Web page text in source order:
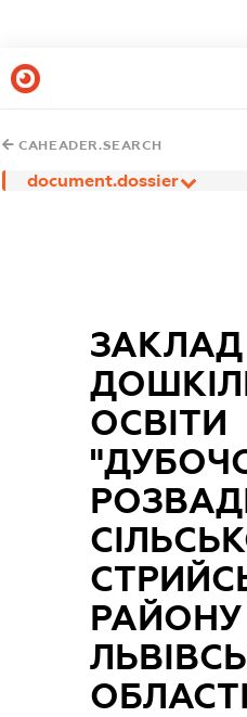
CAHEADER.SEARCH
document.dossier
ЗАКЛАД
ОСВІТИ
РАЙОНУ
ОБЛАСТІ